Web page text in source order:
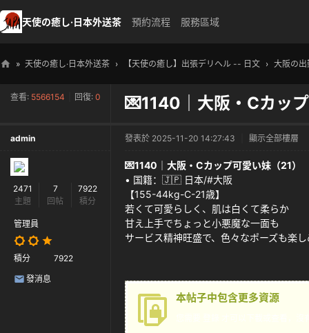
天使の癒し·日本外送茶 預約流程 服務區域
癒
» 天使の癒し·日本外送茶 › 【天使の癒し】出張デリヘル -- 日文 › 大阪の出
查看: 5566154 回復: 0 💌1140｜大阪・Cカッ
admin
2471
主題
7
回帖
7922
積分
管理員
積分 7922
發消息
發表於 2025-11-20 14:27:43 顯示全部樓層
💌1140｜大阪・Cカップ可愛い妹（21）
• 国籍：🇯🇵 日本/#大阪
【155-44kg-C-21歳】
若くて可愛らしく、肌は白くて柔らか
甘え上手でちょっと小悪魔な一面も
サービス精神旺盛で、色々なポーズも楽
本帖子中包含更多資源